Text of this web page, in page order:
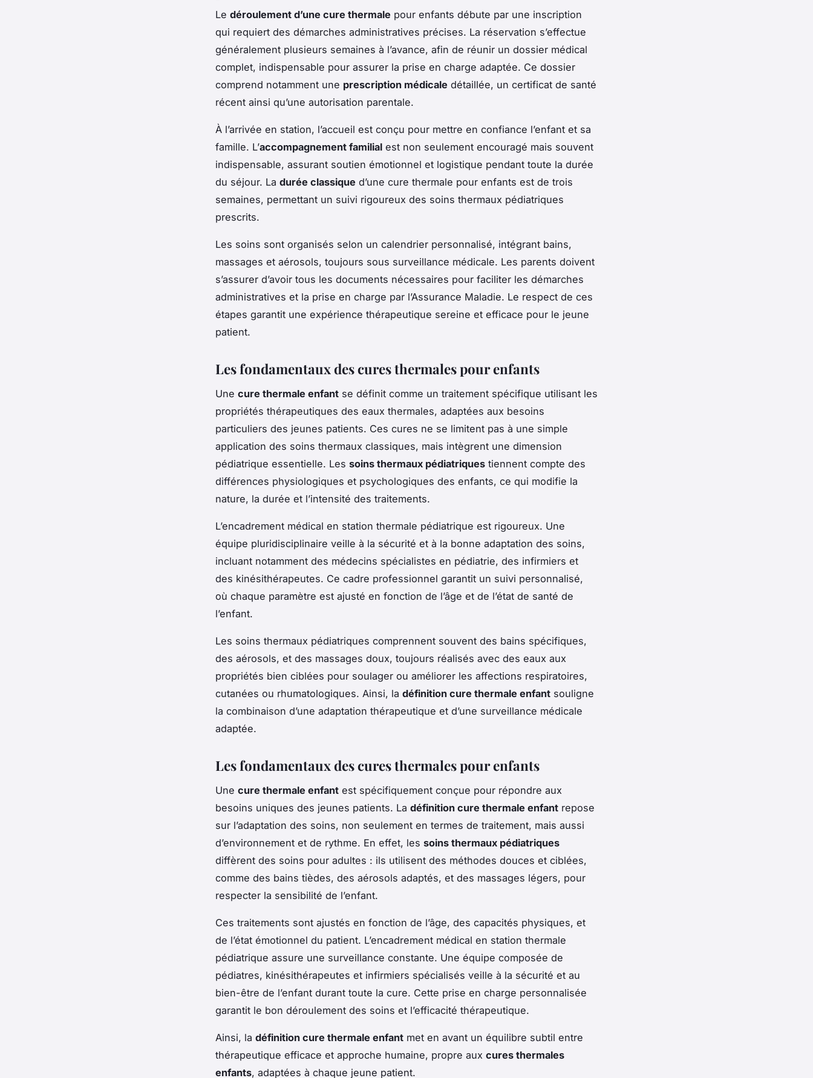
Le déroulement d’une cure thermale pour enfants débute par une inscription
qui requiert des démarches administratives précises. La réservation s’effectue
généralement plusieurs semaines à l’avance, afin de réunir un dossier médical
complet, indispensable pour assurer la prise en charge adaptée. Ce dossier
comprend notamment une prescription médicale détaillée, un certificat de santé
récent ainsi qu’une autorisation parentale.
À l’arrivée en station, l’accueil est conçu pour mettre en confiance l’enfant et sa
famille. L’accompagnement familial est non seulement encouragé mais souvent
indispensable, assurant soutien émotionnel et logistique pendant toute la durée
du séjour. La durée classique d’une cure thermale pour enfants est de trois
semaines, permettant un suivi rigoureux des soins thermaux pédiatriques
prescrits.
Les soins sont organisés selon un calendrier personnalisé, intégrant bains,
massages et aérosols, toujours sous surveillance médicale. Les parents doivent
s’assurer d’avoir tous les documents nécessaires pour faciliter les démarches
administratives et la prise en charge par l’Assurance Maladie. Le respect de ces
étapes garantit une expérience thérapeutique sereine et efficace pour le jeune
patient.
Les fondamentaux des cures thermales pour enfants
Une cure thermale enfant se définit comme un traitement spécifique utilisant les
propriétés thérapeutiques des eaux thermales, adaptées aux besoins
particuliers des jeunes patients. Ces cures ne se limitent pas à une simple
application des soins thermaux classiques, mais intègrent une dimension
pédiatrique essentielle. Les soins thermaux pédiatriques tiennent compte des
différences physiologiques et psychologiques des enfants, ce qui modifie la
nature, la durée et l’intensité des traitements.
L’encadrement médical en station thermale pédiatrique est rigoureux. Une
équipe pluridisciplinaire veille à la sécurité et à la bonne adaptation des soins,
incluant notamment des médecins spécialistes en pédiatrie, des infirmiers et
des kinésithérapeutes. Ce cadre professionnel garantit un suivi personnalisé,
où chaque paramètre est ajusté en fonction de l’âge et de l’état de santé de
l’enfant.
Les soins thermaux pédiatriques comprennent souvent des bains spécifiques,
des aérosols, et des massages doux, toujours réalisés avec des eaux aux
propriétés bien ciblées pour soulager ou améliorer les affections respiratoires,
cutanées ou rhumatologiques. Ainsi, la définition cure thermale enfant souligne
la combinaison d’une adaptation thérapeutique et d’une surveillance médicale
adaptée.
Les fondamentaux des cures thermales pour enfants
Une cure thermale enfant est spécifiquement conçue pour répondre aux
besoins uniques des jeunes patients. La définition cure thermale enfant repose
sur l’adaptation des soins, non seulement en termes de traitement, mais aussi
d’environnement et de rythme. En effet, les soins thermaux pédiatriques
diffèrent des soins pour adultes : ils utilisent des méthodes douces et ciblées,
comme des bains tièdes, des aérosols adaptés, et des massages légers, pour
respecter la sensibilité de l’enfant.
Ces traitements sont ajustés en fonction de l’âge, des capacités physiques, et
de l’état émotionnel du patient. L’encadrement médical en station thermale
pédiatrique assure une surveillance constante. Une équipe composée de
pédiatres, kinésithérapeutes et infirmiers spécialisés veille à la sécurité et au
bien-être de l’enfant durant toute la cure. Cette prise en charge personnalisée
garantit le bon déroulement des soins et l’efficacité thérapeutique.
Ainsi, la définition cure thermale enfant met en avant un équilibre subtil entre
thérapeutique efficace et approche humaine, propre aux cures thermales
enfants, adaptées à chaque jeune patient.